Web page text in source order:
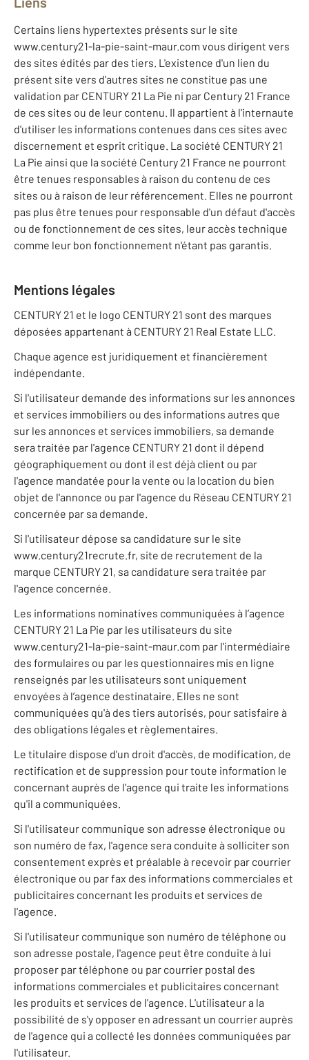
Certains liens hypertextes présents sur le site
www.century21-la-pie-saint-maur.com vous dirigent vers
des sites édités par des tiers. L'existence d'un lien du
présent site vers d'autres sites ne constitue pas une
validation par CENTURY 21 La Pie ni par Century 21 France
de ces sites ou de leur contenu. Il appartient à l'internaute
d'utiliser les informations contenues dans ces sites avec
discernement et esprit critique. La société CENTURY 21
La Pie ainsi que la société Century 21 France ne pourront
être tenues responsables à raison du contenu de ces
sites ou à raison de leur référencement. Elles ne pourront
pas plus être tenues pour responsable d'un défaut d'accès
ou de fonctionnement de ces sites, leur accès technique
comme leur bon fonctionnement n'étant pas garantis.
Mentions légales
CENTURY 21 et le logo CENTURY 21 sont des marques
déposées appartenant à CENTURY 21 Real Estate LLC.
Chaque agence est juridiquement et financièrement
indépendante.
Si l'utilisateur demande des informations sur les annonces
et services immobiliers ou des informations autres que
sur les annonces et services immobiliers, sa demande
sera traitée par l'agence CENTURY 21 dont il dépend
géographiquement ou dont il est déjà client ou par
l'agence mandatée pour la vente ou la location du bien
objet de l'annonce ou par l'agence du Réseau CENTURY 21
concernée par sa demande.
Si l'utilisateur dépose sa candidature sur le site
www.century21recrute.fr, site de recrutement de la
marque CENTURY 21, sa candidature sera traitée par
l'agence concernée.
Les informations nominatives communiquées à l’agence
CENTURY 21 La Pie par les utilisateurs du site
www.century21-la-pie-saint-maur.com par l'intermédiaire
des formulaires ou par les questionnaires mis en ligne
renseignés par les utilisateurs sont uniquement
envoyées à l’agence destinataire. Elles ne sont
communiquées qu'à des tiers autorisés, pour satisfaire à
des obligations légales et règlementaires.
Le titulaire dispose d'un droit d'accès, de modification, de
rectification et de suppression pour toute information le
concernant auprès de l'agence qui traite les informations
qu'il a communiquées.
Si l'utilisateur communique son adresse électronique ou
son numéro de fax, l'agence sera conduite à solliciter son
consentement exprès et préalable à recevoir par courrier
électronique ou par fax des informations commerciales et
publicitaires concernant les produits et services de
l'agence.
Si l'utilisateur communique son numéro de téléphone ou
son adresse postale, l'agence peut être conduite à lui
proposer par téléphone ou par courrier postal des
informations commerciales et publicitaires concernant
les produits et services de l'agence. L'utilisateur a la
possibilité de s'y opposer en adressant un courrier auprès
de l'agence qui a collecté les données communiquées par
l'utilisateur.